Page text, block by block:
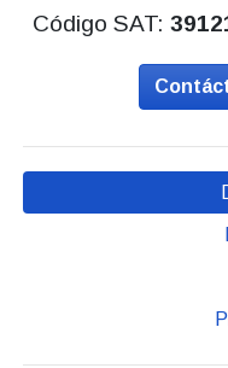
Código SAT: